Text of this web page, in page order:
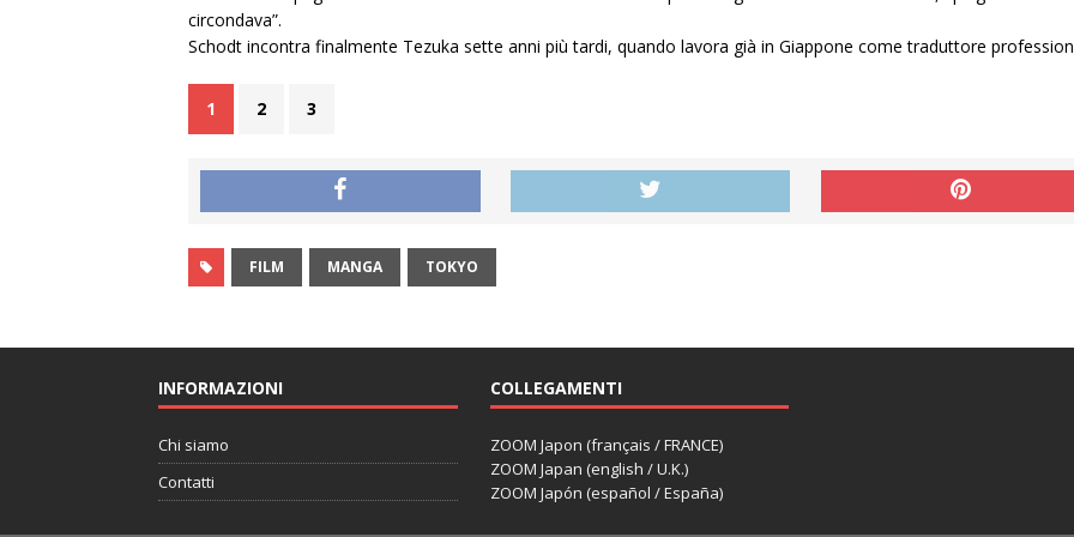
circondava”.
Schodt incontra finalmente Tezuka sette anni più tardi, quando lavora già in Giappone come traduttore
1 2 3
FILM MANGA TOKYO
INFORMAZIONI
Chi siamo
Contatti
COLLEGAMENTI
ZOOM Japon (français / FRANCE)
ZOOM Japan (english / U.K.)
ZOOM Japón (español / España)